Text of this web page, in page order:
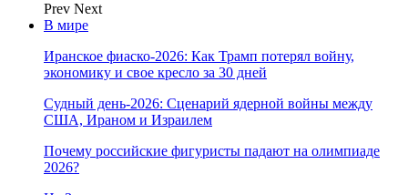
Prev Next
В мире
Иранское фиаско-2026: Как Трамп потерял войну,
экономику и свое кресло за 30 дней
Судный день-2026: Сценарий ядерной войны между
США, Ираном и Израилем
Почему российские фигуристы падают на олимпиаде
2026?